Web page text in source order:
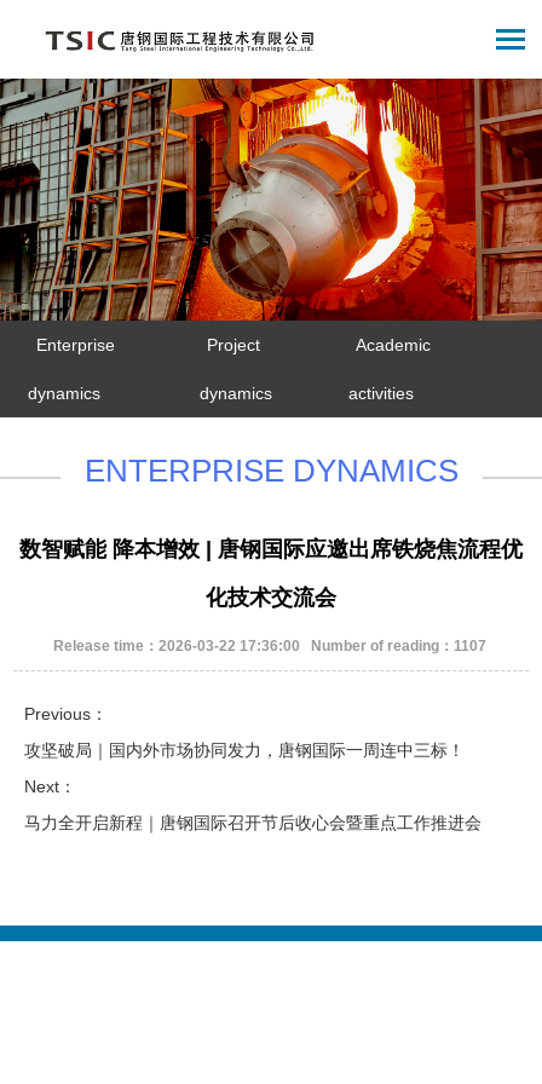
Enterprise
dynamics
Project
dynamics
Academic
activities
ENTERPRISE DYNAMICS
数智赋能 降本增效 | 唐钢国际应邀出席铁烧焦流程优
化技术交流会
Release time：2026-03-22 17:36:00 Number of reading：1107
Previous：
攻坚破局｜国内外市场协同发力，唐钢国际一周连中三标！
Next：
马力全开启新程｜唐钢国际召开节后收心会暨重点工作推进会